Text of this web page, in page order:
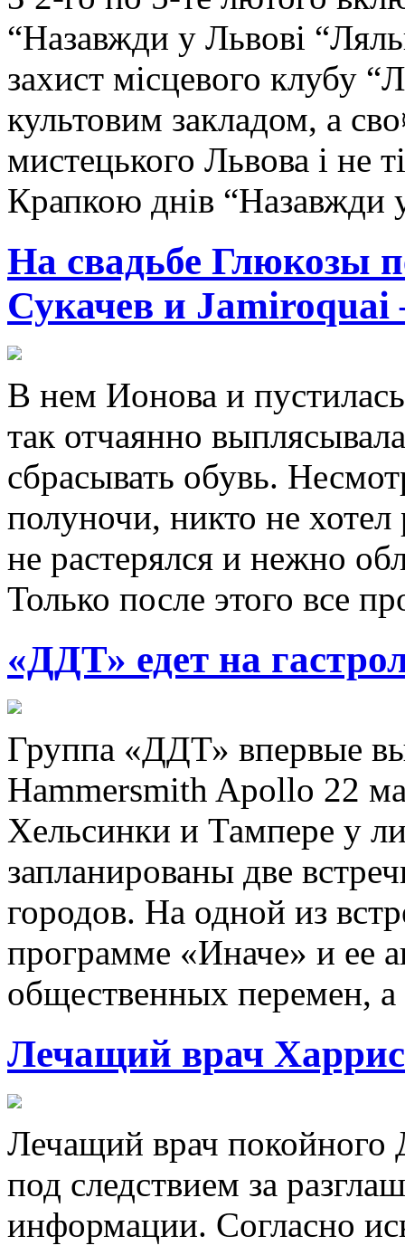
“Назавжди у Львові
захист місцевого клубу
культовим закладом, а
мистецького Львова і не
Крапкою днів
На свадьбе Глюкозы
Сукачев и Jamiroquai
В нем Ионова и
так отчаянно
сбрасывать обувь.
полуночи, никто не
не растерялся и нежно
Только после этого все
«ДДТ» едет на
Группа «ДДТ» впервые
Hammersmith Apollo 22
Хельсинки и Тампере у
запланированы две
городов. На одной из
программе «Иначе» и ее
общественных перемен,
Лечащий врач
Лечащий врач
под следствием за
информации. Согласно